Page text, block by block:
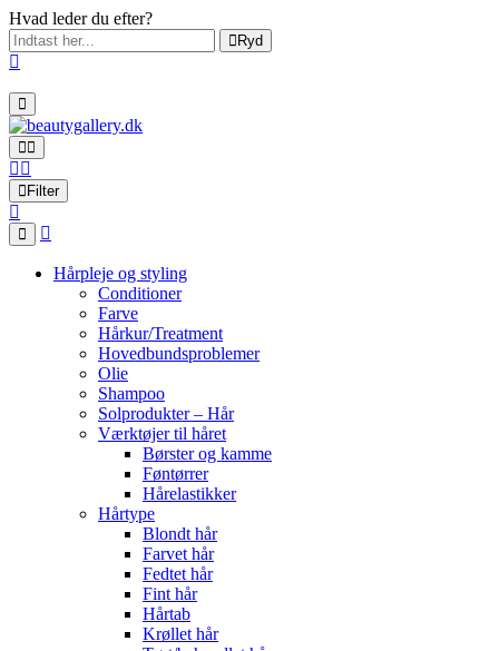
Hvad leder du efter?
Ryd
Filter
Hårpleje og styling
Conditioner
Farve
Hårkur/Treatment
Hovedbundsproblemer
Olie
Shampoo
Solprodukter – Hår
Værktøjer til håret
Børster og kamme
Føntørrer
Hårelastikker
Hårtype
Blondt hår
Farvet hår
Fedtet hår
Fint hår
Hårtab
Krøllet hår